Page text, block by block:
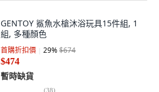
GENTOY 鯊魚水槍沐浴玩具15件組, 1
組, 多種顏色
首購折扣價 29%$674
$474
暫時缺貨
(38)